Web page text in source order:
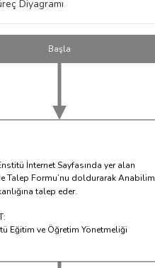
Diyagramı
İnternet Sayfasında yer alan
Talep Formu’nu doldurarak Anabilim
talep eder.
Eğitim ve Öğretim Yönetmeliği
Başla